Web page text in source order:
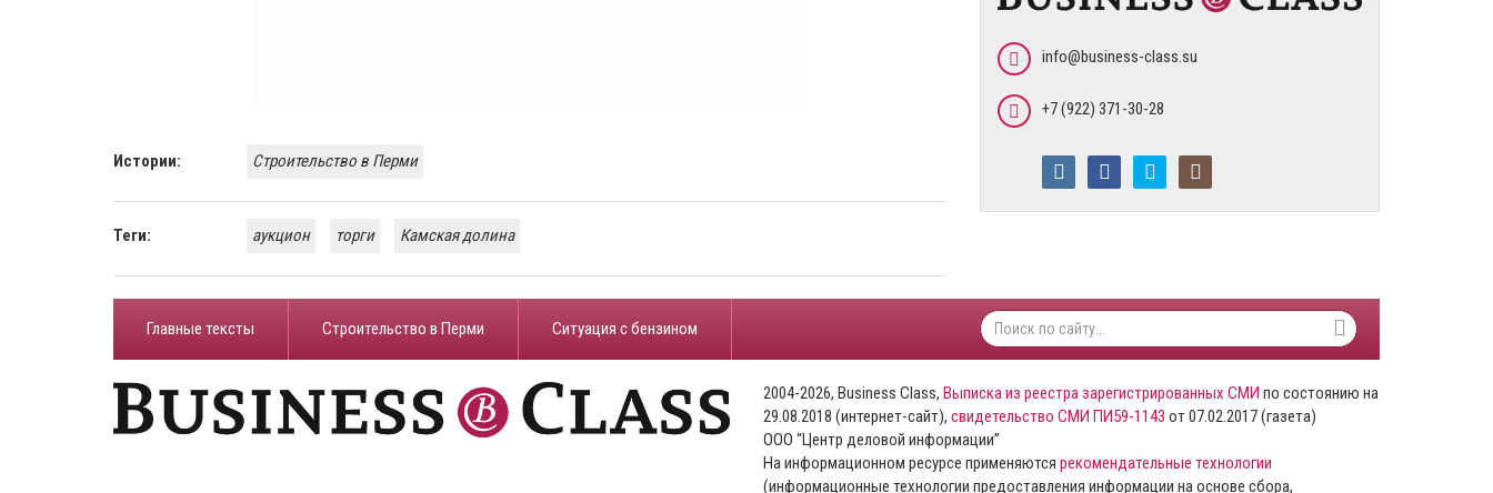
Истории: Строительство в Перми
Теги: аукцион торги Камская долина
info@business-class.su
+7 (922) 371-30-28
Главные тексты Строительство в Перми ​Ситуация с бензином
2004-2026, Business Class, Выписка из реестра зарегистрированных СМИ по состоянию на
29.08.2018 (интернет-сайт), свидетельство СМИ ПИ59-1143 от 07.02.2017 (газета)
ООО “Центр деловой информации”
На информационном ресурсе применяются рекомендательные технологии
(информационные технологии предоставления информации на основе сбора,